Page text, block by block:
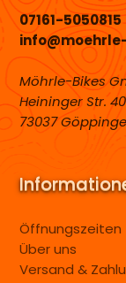
07161-5050815
Möhrle-Bikes
Heininger Str. 40
73037
Öffnungszeiten
Über uns
Versand &